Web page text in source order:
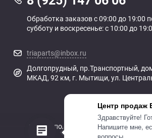
Центр продаж
Здравствуйте!
Напишите мне,
Обработка заказов с 09:00 до 19:00
субботу и воскресенье: с 10:00 до
triaparts@inbox.ru
Долгопрудный, пр.Транспортный,
МКАД, 92 км, г. Мытищи, ул.
Сайт использует cookie-файлы,